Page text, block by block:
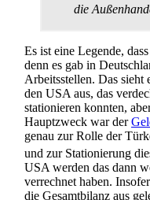
die
Es ist eine Legende,
denn es gab in
Arbeitsstellen. Das sieht
den USA aus, das
stationieren konnten,
Hauptzweck war der
genau zur Rolle der
und zur Stationierung
USA werden das dann
verrechnet haben.
die Gesamtbilanz aus